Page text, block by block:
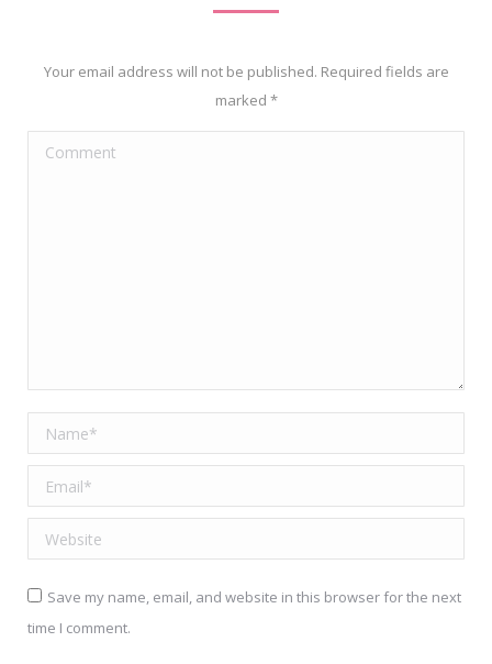
Your email address will not be published. Required fields are
marked *
Comment
Name *
Email *
Website
Save my name, email, and website in this browser for the next
time I comment.